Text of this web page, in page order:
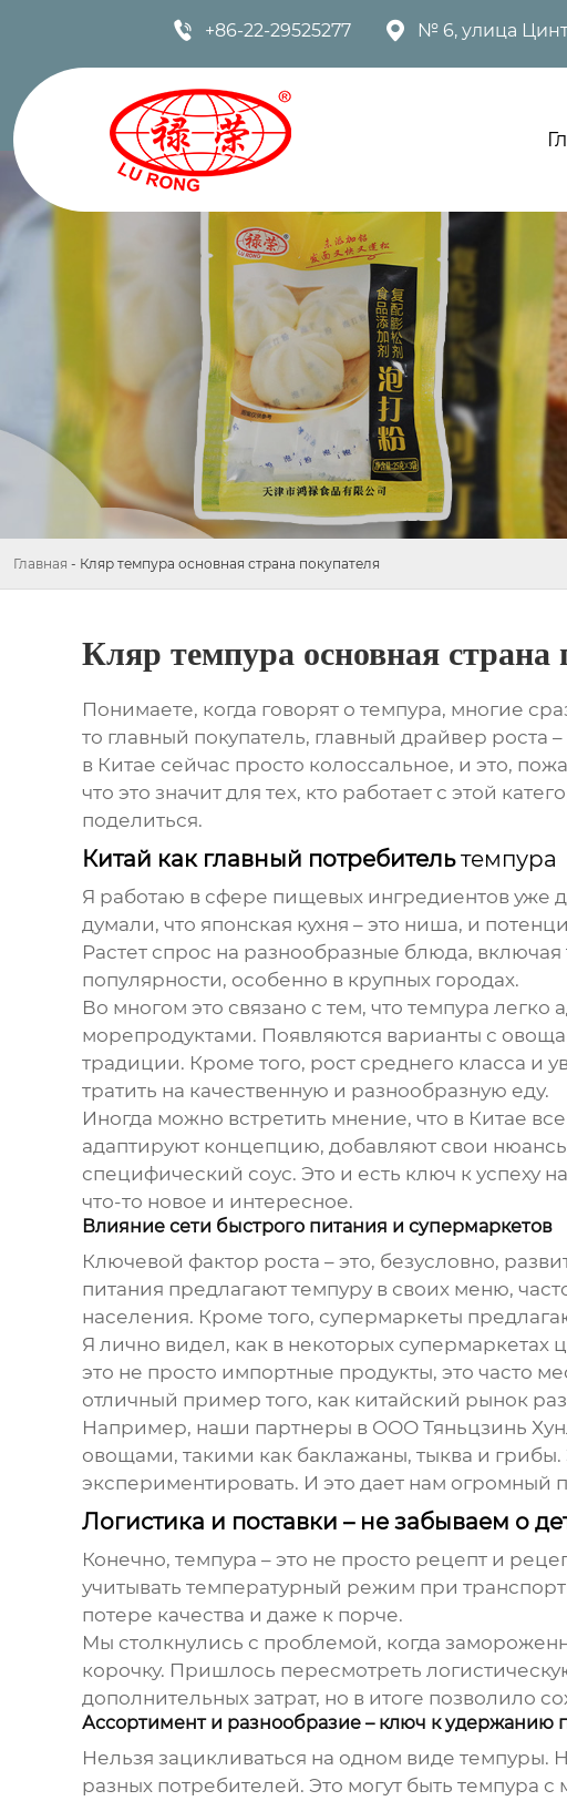
 +86-22-29525277  № 6, улица
Главная - Кляр темпура основная страна покупателя
Кляр темпура основная страна
Понимаете, когда говорят о темпура, многие
то главный покупатель, главный драйвер
в Китае сейчас просто колоссальное, и это,
что это значит для тех, кто работает с этой
поделиться.
Китай как главный потребительтемпура
Я работаю в сфере пищевых ингредиентов уже
думали, что японская кухня – это ниша, и
Растет спрос на разнообразные блюда,
популярности, особенно в крупных городах.
Во многом это связано с тем, что темпура легко
морепродуктами. Появляются варианты с
традиции. Кроме того, рост среднего класса
тратить на качественную и разнообразную еду.
Иногда можно встретить мнение, что в Китае
адаптируют концепцию, добавляют свои
специфический соус. Это и есть ключ к успеху
что-то новое и интересное.
Влияние сети быстрого питания и супермаркетов
Ключевой фактор роста – это, безусловно,
питания предлагают темпурув своих меню,
населения. Кроме того, супермаркеты
Я лично видел, как в некоторых
это не просто импортные продукты, это часто
отличный пример того, как китайский рынок
Например, наши партнеры в ООО Тяньцзинь
овощами, такими как баклажаны, тыква и грибы.
экспериментировать. И это дает нам огромный
Логистика и поставки – не забываем о
Конечно, темпура – это не просто рецепт и
учитывать температурный режим при
потере качества и даже к порче.
Мы столкнулись с проблемой, когда
корочку. Пришлось пересмотреть
дополнительных затрат, но в итоге позволило
Ассортимент и разнообразие – ключ к удержанию
Нельзя зацикливаться на одном виде темпуры.
разных потребителей. Это могут быть темпура с